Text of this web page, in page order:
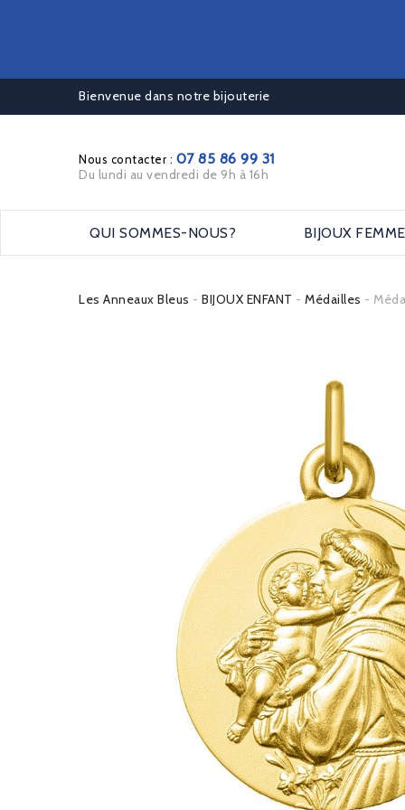
Bienvenue dans notre bijouterie
Nous contacter : 07 85 86 99 31
Du lundi au vendredi de 9h à 16h
QUI SOMMES-NOUS? BIJOUX FEMME
Les Anneaux Bleus BIJOUX ENFANT Médailles